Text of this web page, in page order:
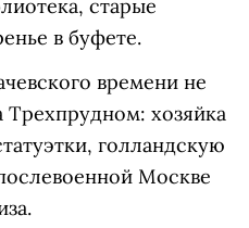
старые
в буфете.
времени не
Трехпрудном: хозяйка
голландскую
Москве